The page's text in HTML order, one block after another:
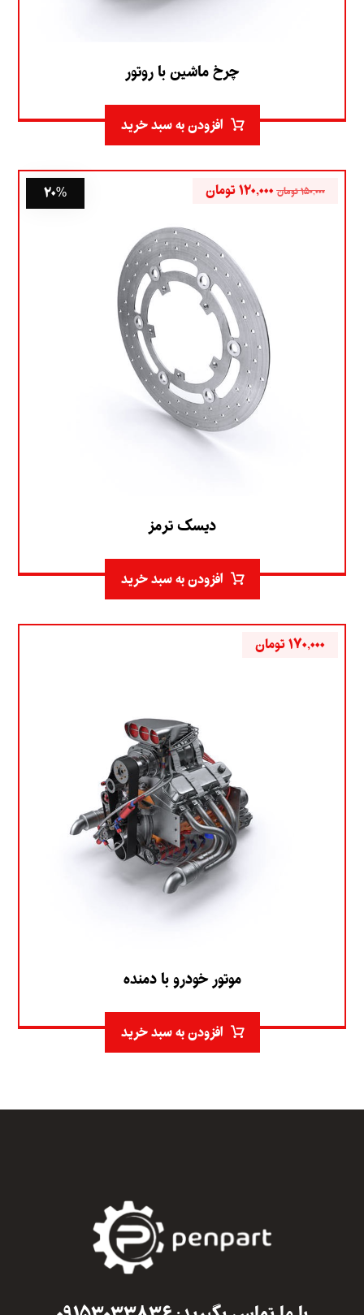
چرخ ماشین با روتور
افزودن به سبد خرید
۲۰%
دیسک ترمز
۱۵۰,۰۰۰تومان ۱۲۰,۰۰۰تومان
افزودن به سبد خرید
موتور خودرو با دمنده
۱۷۰,۰۰۰تومان
افزودن به سبد خرید